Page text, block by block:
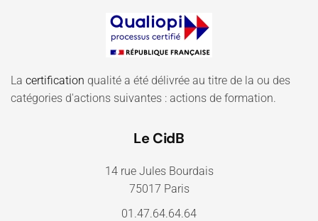
La certification qualité a été délivrée au titre de la ou des
catégories d'actions suivantes : actions de formation.
Le CidB
14 rue Jules Bourdais
75017 Paris
01.47.64.64.64